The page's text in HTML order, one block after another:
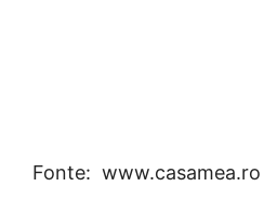
Fonte: www.casamea.ro